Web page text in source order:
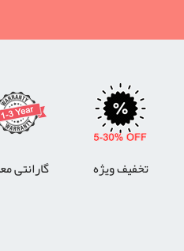
تخفیف ویژه گارانتی معتبر